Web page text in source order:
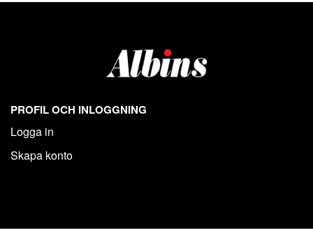
PROFIL OCH INLOGGNING
Logga in
Skapa konto